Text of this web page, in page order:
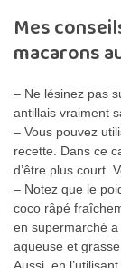
Mes
macarons
– Ne lésinez pas
antillais vraiment
– Vous pouvez
recette. Dans ce
d’être plus court.
– Notez que le
coco râpé
en supermarché
aqueuse et